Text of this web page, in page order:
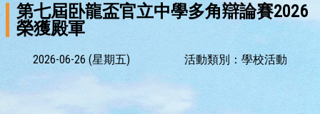
第七屆卧龍盃官立中學多角辯論賽2026
榮獲殿軍
2026-06-26 (星期五) 活動類別：學校活動